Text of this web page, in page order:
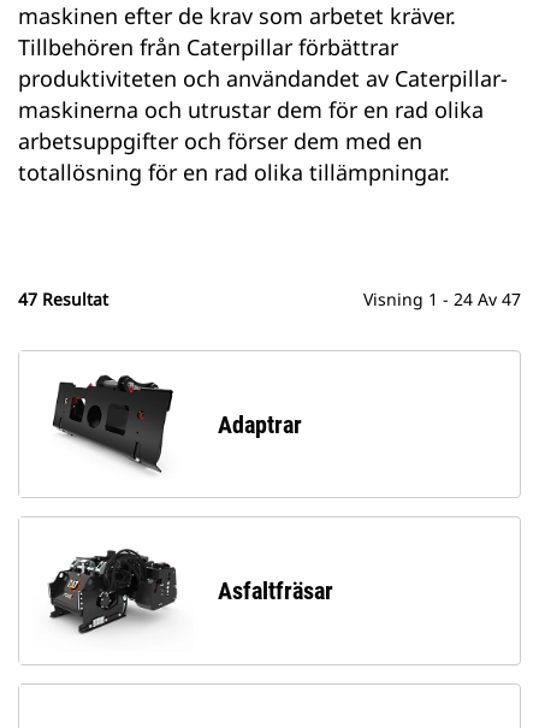
maskinen efter de krav som arbetet kräver.
Tillbehören från Caterpillar förbättrar
produktiviteten och användandet av Caterpillar-
maskinerna och utrustar dem för en rad olika
arbetsuppgifter och förser dem med en
totallösning för en rad olika tillämpningar.
47 Resultat Visning 1 - 24 Av 47
Adaptrar
Asfaltfräsar